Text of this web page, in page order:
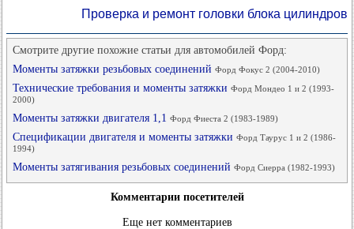
Проверка и ремонт головки блока цилиндров
Смотрите другие похожие статьи для автомобилей Форд:
Моменты затяжки резьбовых соединений Форд Фокус 2 (2004-2010)
Технические требования и моменты затяжки Форд Мондео 1 и 2 (1993-
2000)
Моменты затяжки двигателя 1,1 Форд Фиеста 2 (1983-1989)
Спецификации двигателя и моменты затяжки Форд Таурус 1 и 2 (1986-
1994)
Моменты затягивания резьбовых соединений Форд Сиерра (1982-1993)
Комментарии посетителей
Еще нет комментариев